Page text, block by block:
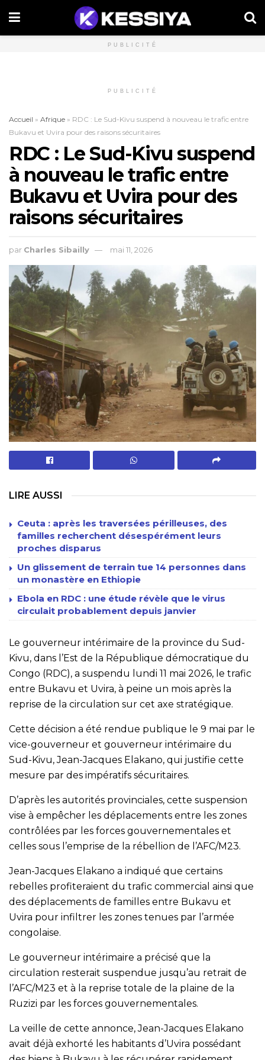
PUBLICITÉ
PUBLICITÉ
Accueil » Afrique » RDC : Le Sud-Kivu suspend à nouveau le trafic entre
Bukavu et Uvira pour des raisons sécuritaires
RDC : Le Sud-Kivu suspend
à nouveau le trafic entre
Bukavu et Uvira pour des
raisons sécuritaires
par Charles Sibailly mai 11, 2026
LIRE AUSSI
Ceuta : après les traversées périlleuses, des
familles recherchent désespérément leurs
proches disparus
Un glissement de terrain tue 14 personnes dans
un monastère en Ethiopie
Ebola en RDC : une étude révèle que le virus
circulait probablement depuis janvier
Le gouverneur intérimaire de la province du Sud-
Kivu, dans l’Est de la République démocratique du
Congo (RDC), a suspendu lundi 11 mai 2026, le trafic
entre Bukavu et Uvira, à peine un mois après la
reprise de la circulation sur cet axe stratégique.
Cette décision a été rendue publique le 9 mai par le
vice-gouverneur et gouverneur intérimaire du
Sud-Kivu, Jean-Jacques Elakano, qui justifie cette
mesure par des impératifs sécuritaires.
D’après les autorités provinciales, cette suspension
vise à empêcher les déplacements entre les zones
contrôlées par les forces gouvernementales et
celles sous l’emprise de la rébellion de l’AFC/M23.
Jean-Jacques Elakano a indiqué que certains
rebelles profiteraient du trafic commercial ainsi que
des déplacements de familles entre Bukavu et
Uvira pour infiltrer les zones tenues par l’armée
congolaise.
Le gouverneur intérimaire a précisé que la
circulation resterait suspendue jusqu’au retrait de
l’AFC/M23 et à la reprise totale de la plaine de la
Ruzizi par les forces gouvernementales.
La veille de cette annonce, Jean-Jacques Elakano
avait déjà exhorté les habitants d’Uvira possédant